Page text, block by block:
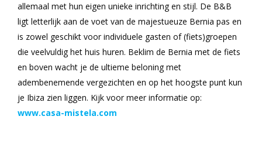
allemaal met hun eigen unieke inrichting en stijl. De B&B
ligt letterlijk aan de voet van de majestueuze Bernia pas en
is zowel geschikt voor individuele gasten of (fiets)groepen
die veelvuldig het huis huren. Beklim de Bernia met de fiets
en boven wacht je de ultieme beloning met
adembenemende vergezichten en op het hoogste punt kun
je Ibiza zien liggen. Kijk voor meer informatie op:
www.casa-mistela.com